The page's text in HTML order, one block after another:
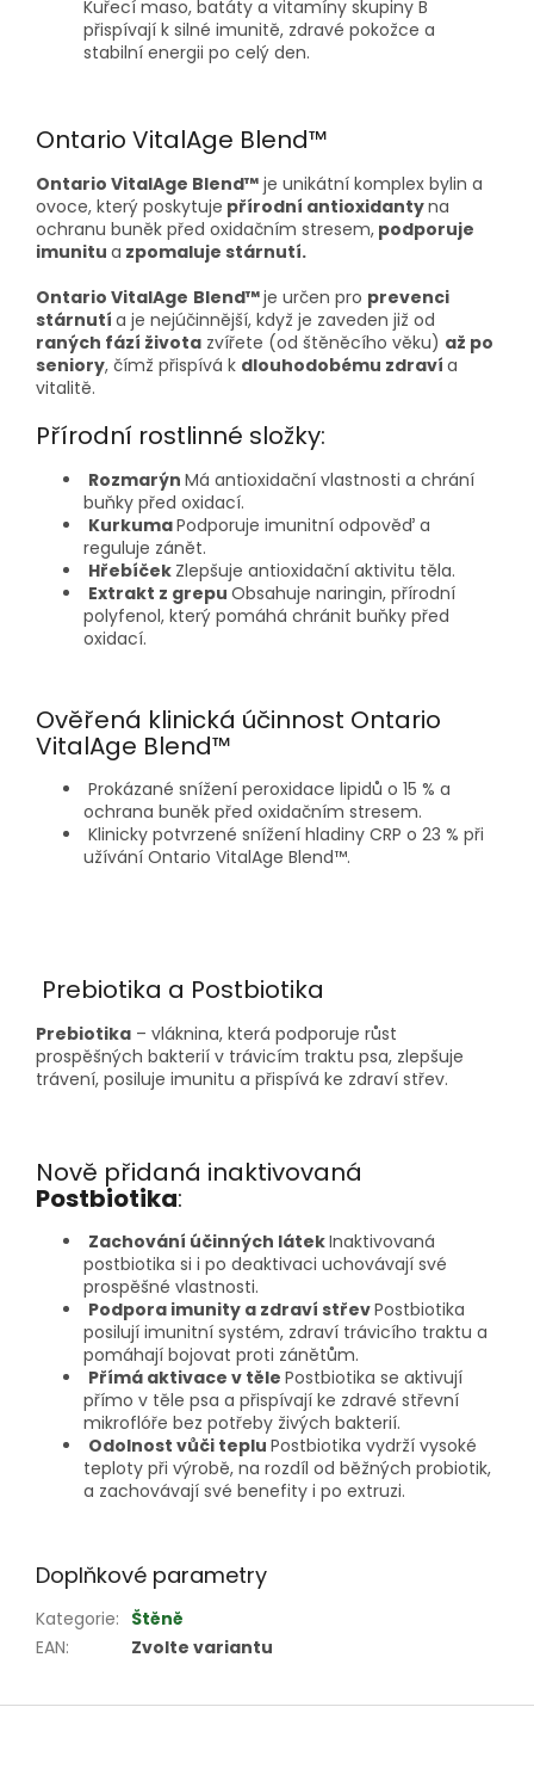
Kuřecí maso, batáty a vitamíny skupiny B
přispívají k silné imunitě, zdravé pokožce a
stabilní energii po celý den.
Ontario VitalAge Blend™
Ontario VitalAge Blend™ je unikátní komplex bylin a
ovoce, který poskytuje přírodní antioxidantyna
ochranu buněk před oxidačním stresem, podporuje
imunitu a zpomaluje stárnutí.
Ontario VitalAge Blend™je určen pro prevenci
stárnutí a je nejúčinnější, když je zaveden již od
raných fází života zvířete (od štěněcího věku) až po
seniory, čímž přispívá k dlouhodobému zdraví a
vitalitě.
Přírodní rostlinné složky:
Rozmarýn Má antioxidační vlastnosti a chrání
buňky před oxidací.
KurkumaPodporuje imunitní odpověď a
reguluje zánět.
Hřebíček Zlepšuje antioxidační aktivitu těla.
Extrakt z grepu Obsahuje naringin, přírodní
polyfenol, který pomáhá chránit buňky před
oxidací.
Ověřená klinická účinnost Ontario
VitalAge Blend™
Prokázané snížení peroxidace lipidů o 15 % a
ochrana buněk před oxidačním stresem.
Klinicky potvrzené snížení hladiny CRP o 23 % při
užívání Ontario VitalAge Blend™.
Prebiotika a Postbiotika
Prebiotika – vláknina, která podporuje růst
prospěšných bakterií v trávicím traktu psa, zlepšuje
trávení, posiluje imunitu a přispívá ke zdraví střev.
Nově přidaná inaktivovaná
Postbiotika:
Zachování účinných látekInaktivovaná
postbiotika si i po deaktivaci uchovávají své
prospěšné vlastnosti.
Podpora imunity a zdraví střevPostbiotika
posilují imunitní systém, zdraví trávicího traktu a
pomáhají bojovat proti zánětům.
Přímá aktivace v těle Postbiotika se aktivují
přímo v těle psa a přispívají ke zdravé střevní
mikroflóře bez potřeby živých bakterií.
Odolnost vůči teplu Postbiotika vydrží vysoké
teploty při výrobě, na rozdíl od běžných probiotik,
a zachovávají své benefity i po extruzi.
Doplňkové parametry
Kategorie: Štěně
EAN: Zvolte variantu
Z